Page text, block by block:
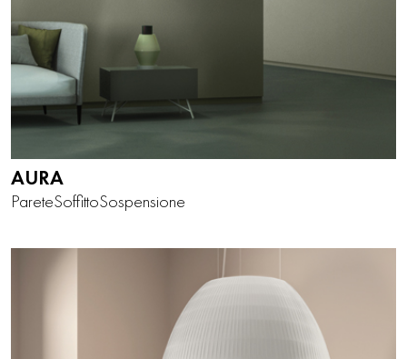
AURA
PareteSoffittoSospensione